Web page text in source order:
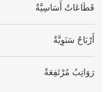
قَطَاعَاتٌ أَسَاسِيَّةٌ
أَرْبَاحٌ سَنَوِيَّةٌ
رَوَاتِبُ مُرْتَفِعَةٌ